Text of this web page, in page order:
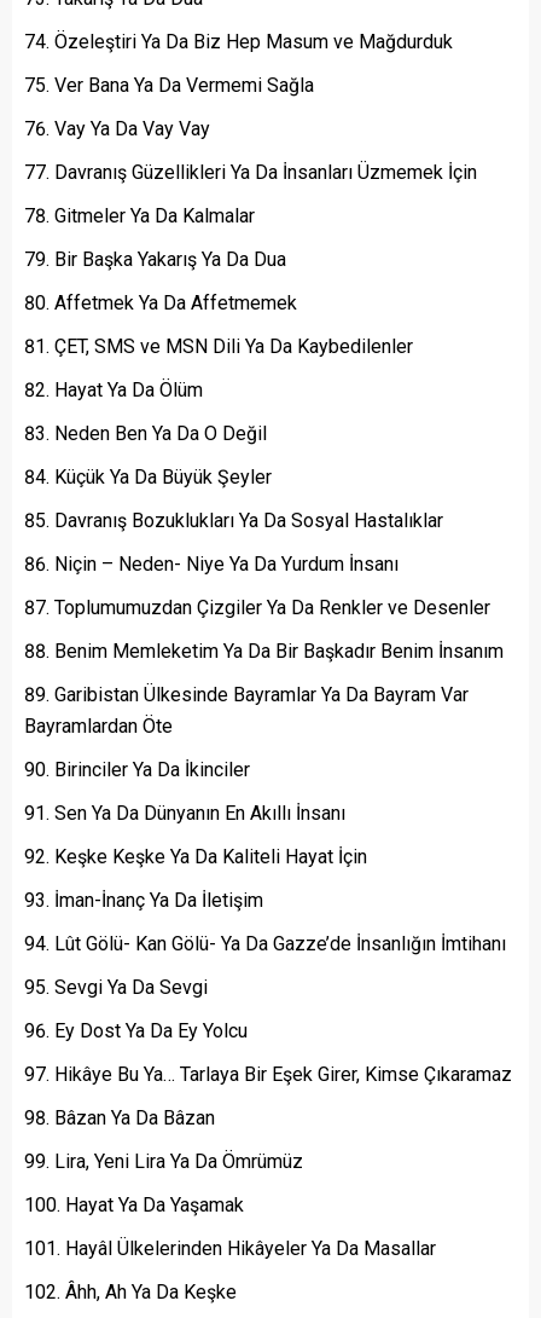
Özeleştiri Ya Da Biz Hep Masum ve Mağdurduk
Ver Bana Ya Da Vermemi Sağla
Vay Ya Da Vay Vay
Davranış Güzellikleri Ya Da İnsanları Üzmemek İçin
Gitmeler Ya Da Kalmalar
Bir Başka Yakarış Ya Da Dua
Affetmek Ya Da Affetmemek
ÇET, SMS ve MSN Dili Ya Da Kaybedilenler
Hayat Ya Da Ölüm
Neden Ben Ya Da O Değil
Küçük Ya Da Büyük Şeyler
Davranış Bozuklukları Ya Da Sosyal Hastalıklar
Niçin – Neden- Niye Ya Da Yurdum İnsanı
Toplumumuzdan Çizgiler Ya Da Renkler ve Desenler
Benim Memleketim Ya Da Bir Başkadır Benim İnsanım
Garibistan Ülkesinde Bayramlar Ya Da Bayram Var
Bayramlardan Öte
Birinciler Ya Da İkinciler
Sen Ya Da Dünyanın En Akıllı İnsanı
Keşke Keşke Ya Da Kaliteli Hayat İçin
İman-İnanç Ya Da İletişim
Lût Gölü- Kan Gölü- Ya Da Gazze’de İnsanlığın İmtihanı
Sevgi Ya Da Sevgi
Ey Dost Ya Da Ey Yolcu
Hikâye Bu Ya… Tarlaya Bir Eşek Girer, Kimse Çıkaramaz
Bâzan Ya Da Bâzan
Lira, Yeni Lira Ya Da Ömrümüz
Hayat Ya Da Yaşamak
Hayâl Ülkelerinden Hikâyeler Ya Da Masallar
Âhh, Ah Ya Da Keşke